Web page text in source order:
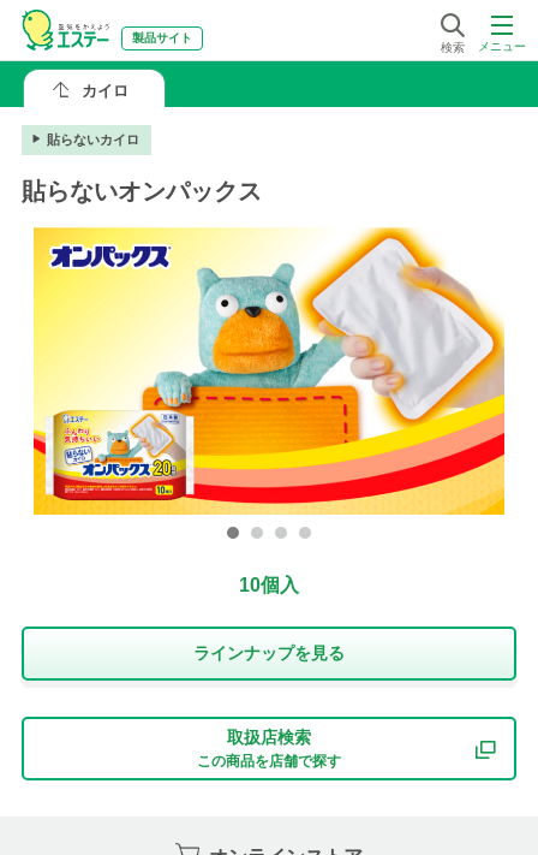
メニュー
検索
製品サイト
カイロ
貼らないカイロ
貼らないオンパックス
10個入
ラインナップを⾒る
取扱店検索
この商品を店舗で探す